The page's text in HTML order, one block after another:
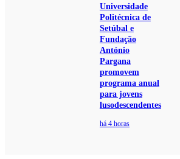
Universidade
Politécnica de
Setúbal e
Fundação
António
Pargana
promovem
programa anual
para jovens
lusodescendentes
há 4 horas